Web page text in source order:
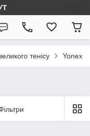
тенісу Yonex